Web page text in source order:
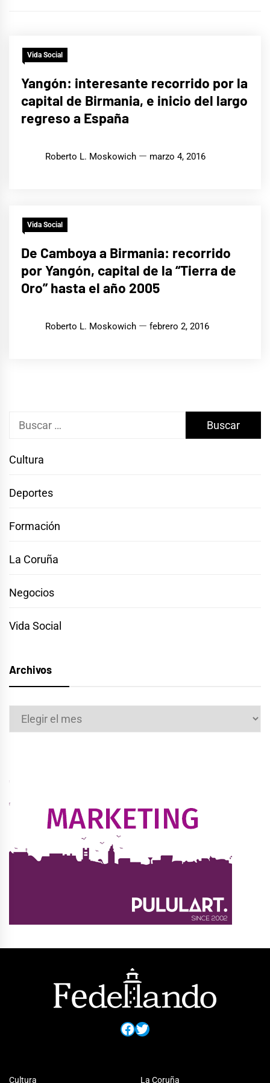
Vida Social
Yangón: interesante recorrido por la
capital de Birmania, e inicio del largo
regreso a España
Roberto L. Moskowich marzo 4, 2016
Vida Social
De Camboya a Birmania: recorrido
por Yangón, capital de la “Tierra de
Oro” hasta el año 2005
Roberto L. Moskowich febrero 2, 2016
Buscar:
Cultura
Deportes
Formación
La Coruña
Negocios
Vida Social
Archivos
Archivos
Facebook
Twitter
Cultura La Coruña